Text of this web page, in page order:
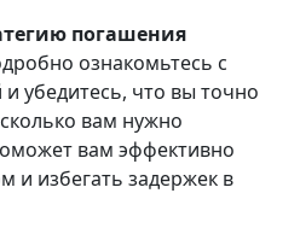
погашения
ознакомьтесь с
убедитесь, что вы точно
вам нужно
вам эффективно
и избегать задержек в